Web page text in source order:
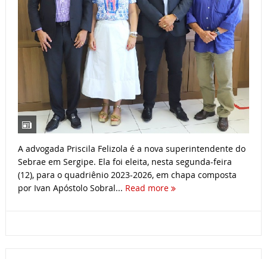
A advogada Priscila Felizola é a nova superintendente do
Sebrae em Sergipe. Ela foi eleita, nesta segunda-feira
(12), para o quadriênio 2023-2026, em chapa composta
por Ivan Apóstolo Sobral... Read more